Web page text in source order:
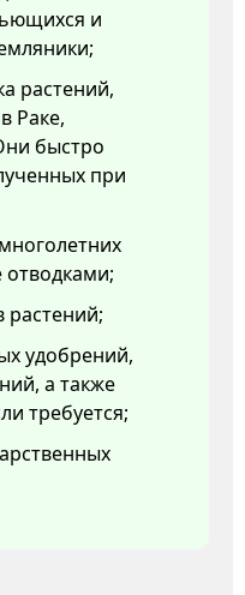
и
растений,
Раке,
быстро
при
растений;
удобрений,
а также
требуется;